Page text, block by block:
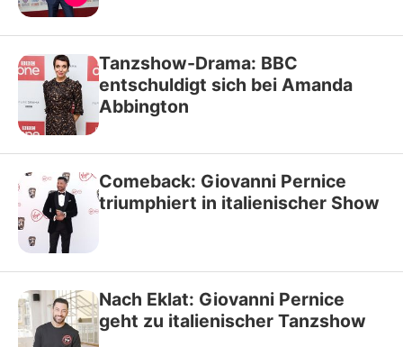
Tanzshow-Drama: BBC
entschuldigt sich bei Amanda
Abbington
Comeback: Giovanni Pernice
triumphiert in italienischer Show
Nach Eklat: Giovanni Pernice
geht zu italienischer Tanzshow